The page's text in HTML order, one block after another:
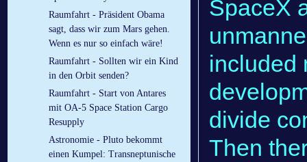
Raumfahrt - Präsident Obama
sagt, dass wir zum Mars gehen.
Wenn es nur so einfach wäre!
Raumfahrt - Sollten wir ein Kind
in den Orbit senden?
Raumfahrt - Start von Antares
mit OA-5 Space Station Cargo
Resupply
Astronomie - Pluto bekommt
einen Kumpel: Transneptunische
SpaceX
included
divide
Then